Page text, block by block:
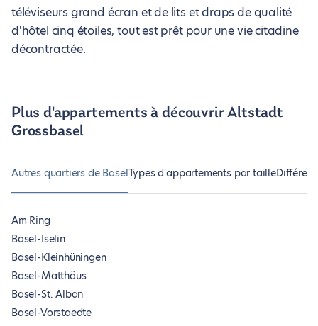
téléviseurs grand écran et de lits et draps de qualité
d'hôtel cinq étoiles, tout est prêt pour une vie citadine
décontractée.
Plus d'appartements à découvrir Altstadt
Grossbasel
Autres quartiers de BaselTypes d'appartements par taille
Am Ring
Basel-Iselin
Basel-Kleinhüningen
Basel-Matthäus
Basel-St. Alban
Basel-Vorstaedte